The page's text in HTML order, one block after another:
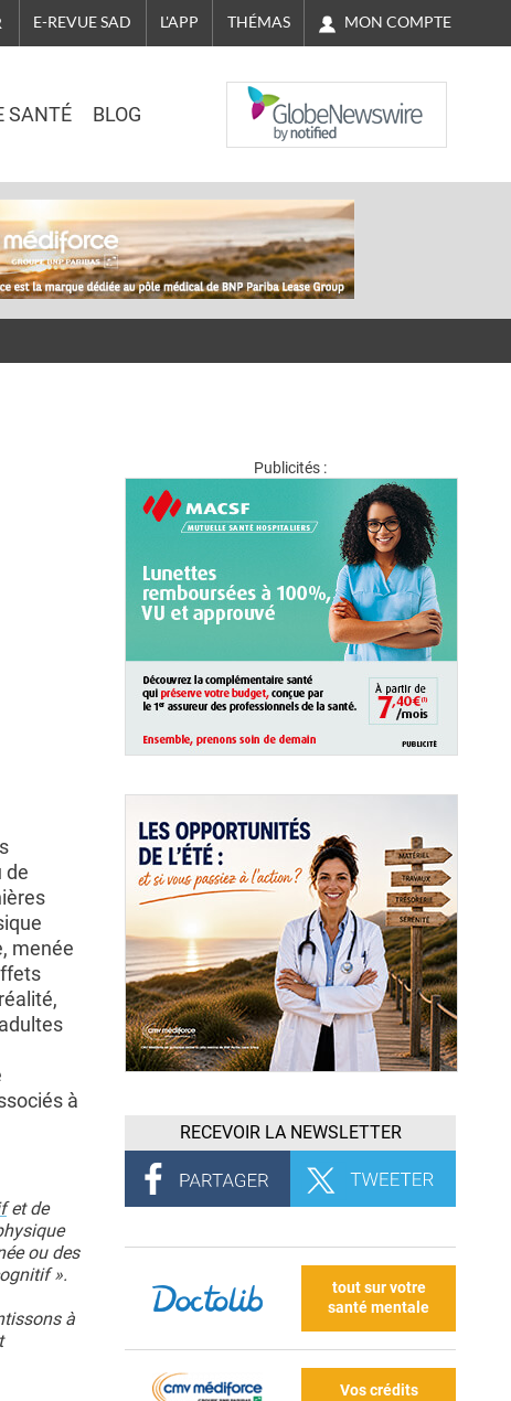
E-REVUE SAD L'APP THÉMAS MON COMPTE
SANTÉ BLOG
NASDAQ
de
menée
à
et de
ou des
».
à
Publicités :
RECEVOIR LA NEWSLETTER
tout sur votre
santé mentale
Vos crédits